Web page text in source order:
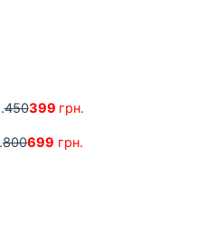
450399 грн.
800699 грн.